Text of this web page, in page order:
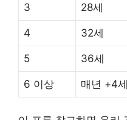
3 28세
4 32세
5 36세
6 이상 매년 +4세